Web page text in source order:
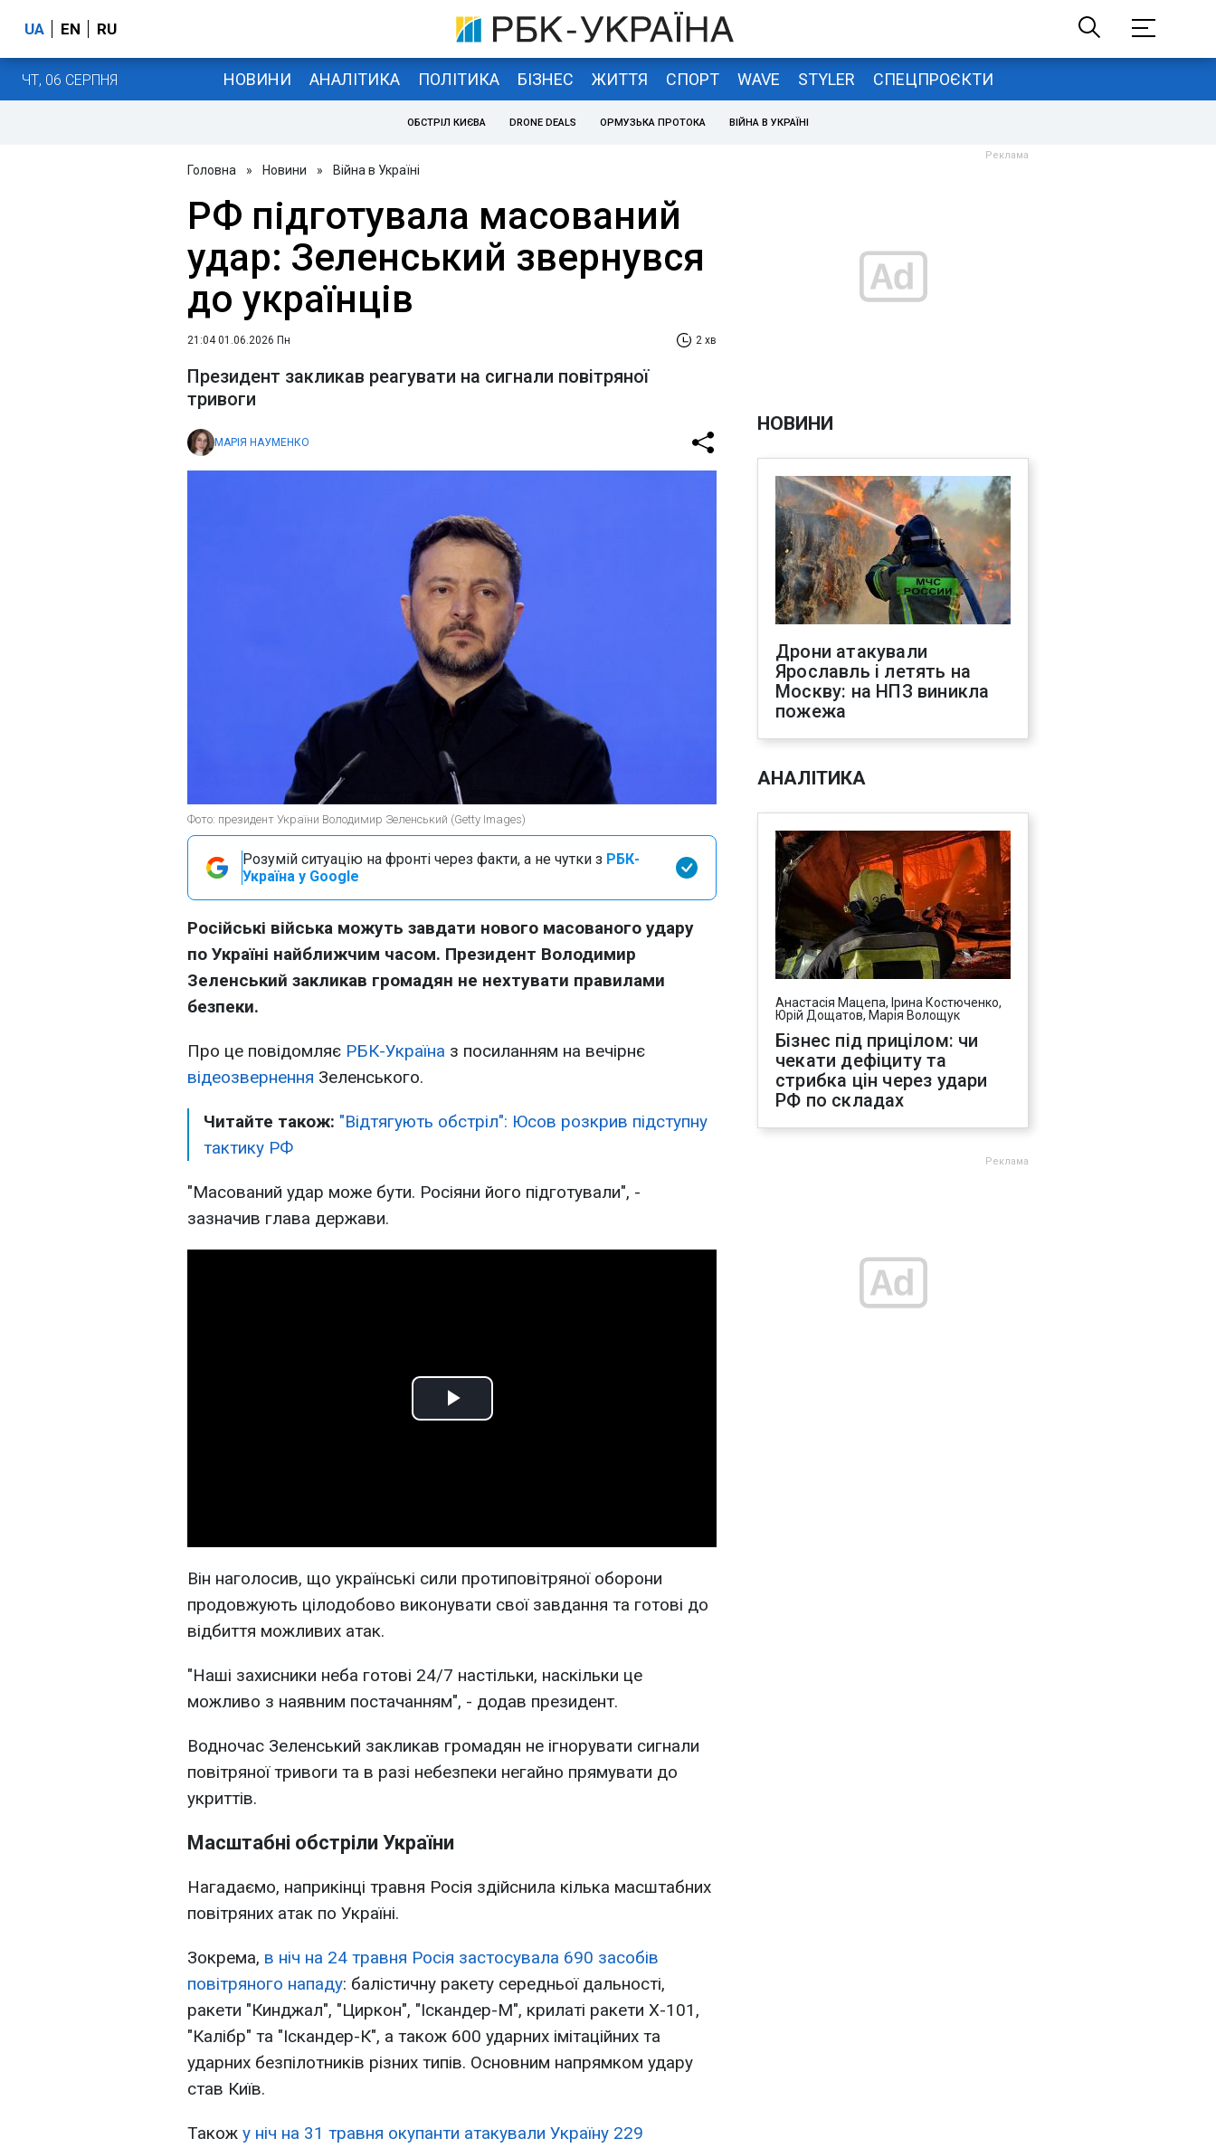
UA EN RU
ЧТ, 06 СЕРПНЯ НОВИНИ АНАЛІТИКА ПОЛІТИКА БІЗНЕС ЖИТТЯ СПОРТ WAVE STYLER СПЕЦПРОЄКТИ
ОБСТРІЛ КИЄВА DRONE DEALS ОРМУЗЬКА ПРОТОКА ВІЙНА В УКРАЇНІ
Головна » Новини » Війна в Україні
РФ підготувала масований
удар: Зеленський звернувся
до українців
21:04 01.06.2026 Пн 2 хв
Президент закликав реагувати на сигнали повітряної
тривоги
МАРІЯ НАУМЕНКО
Фото: президент України Володимир Зеленський (Getty Images)
Розумій ситуацію на фронті через факти, а не чутки з РБК-
Україна у Google
Російські війська можуть завдати нового масованого удару
по Україні найближчим часом. Президент Володимир
Зеленський закликав громадян не нехтувати правилами
безпеки.
Про це повідомляє РБК-Україна з посиланням на вечірнє
відеозвернення Зеленського.
Читайте також: "Відтягують обстріл": Юсов розкрив підступну
тактику РФ
"Масований удар може бути. Росіяни його підготували", -
зазначив глава держави.
Play
Він наголосив, що українські сили протиповітряної оборони
продовжують цілодобово виконувати свої завдання та готові до
відбиття можливих атак.
"Наші захисники неба готові 24/7 настільки, наскільки це
можливо з наявним постачанням", - додав президент.
Водночас Зеленський закликав громадян не ігнорувати сигнали
повітряної тривоги та в разі небезпеки негайно прямувати до
укриттів.
Масштабні обстріли України
Нагадаємо, наприкінці травня Росія здійснила кілька масштабних
повітряних атак по Україні.
Зокрема, в ніч на 24 травня Росія застосувала 690 засобів
повітряного нападу: балістичну ракету середньої дальності,
ракети "Кинджал", "Циркон", "Іскандер-М", крилаті ракети Х-101,
"Калібр" та "Іскандер-К", а також 600 ударних імітаційних та
ударних безпілотників різних типів. Основним напрямком удару
став Київ.
Також у ніч на 31 травня окупанти атакували Україну 229
НОВИНИ
Дрони атакували
Ярославль і летять на
Москву: на НПЗ виникла
пожежа
АНАЛІТИКА
Анастасія Мацепа, Ірина Костюченко,
Юрій Дощатов, Марія Волощук
Бізнес під прицілом: чи
чекати дефіциту та
стрибка цін через удари
РФ по складах